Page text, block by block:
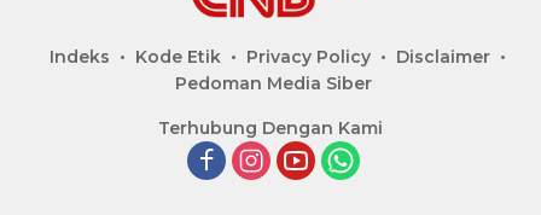
Indeks Kode Etik Privacy Policy
Disclaimer
Pedoman Media Siber
Terhubung Dengan Kami